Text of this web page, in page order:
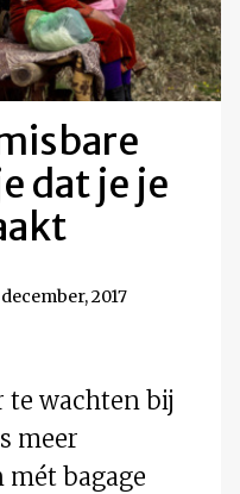
dat je je
2017
te wachten bij
meer
mét bagage